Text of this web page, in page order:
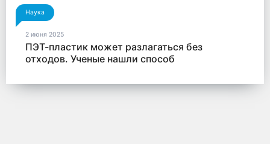
Наука
2 июня 2025
ПЭТ-пластик может разлагаться без
отходов. Ученые нашли способ